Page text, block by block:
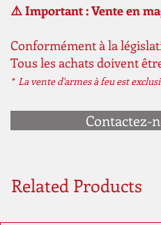
⚠️ Important : Vente en
Conformément à la
Tous les achats doivent
* La vente d'armes à feu est
Contactez-
Related Products